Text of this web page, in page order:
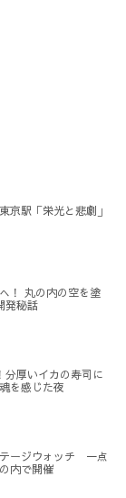
駅「栄光と悲劇」
！ 丸の内の空を塗
発秘話
分厚いイカの寿司に
を感じた夜
ージウォッチ 一点
内で開催